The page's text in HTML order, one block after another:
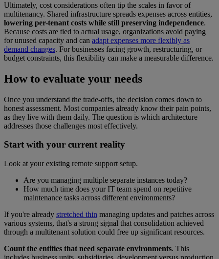
Ultimately, cost considerations often tip the scales in favor of
multitenancy. Shared infrastructure spreads expenses across entities,
lowering per-tenant costs while still preserving independence.
Because costs are tied to actual usage, organizations avoid paying
for unused capacity and can adapt expenses more flexibly as
demand changes. For businesses facing growth, restructuring, or
budget constraints, this flexibility can make a measurable difference.
How to evaluate your needs
Once you understand the trade-offs, the decision comes down to
honest assessment. Most companies already know their pain points,
as they live with them daily. The question is which architecture
addresses those challenges most effectively.
Start with your current reality
Look at your existing remote support setup.
Are you managing multiple separate instances today?
How much time does your IT team spend on repetitive
maintenance tasks across different environments?
If you're already stretched thin managing updates and patches across
various systems, that's a strong signal that consolidation achieved
through a multitenant solution could free up significant resources.
Count the entities that need separate environments. This